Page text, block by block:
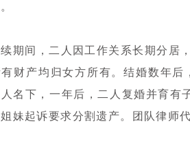
期间，二人因工作关系长期分居
财产均归女方所有。结婚数年
名下，一年后，二人复婚并育有
妹起诉要求分割遗产。团队律师